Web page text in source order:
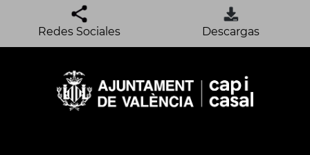
Redes Sociales Descargas